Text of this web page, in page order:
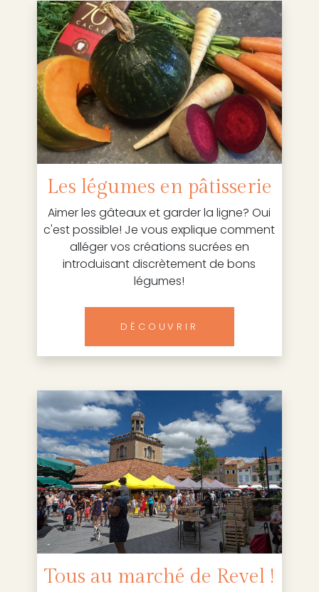
Les légumes en pâtisserie
Aimer les gâteaux et garder la ligne? Oui
c'est possible! Je vous explique comment
alléger vos créations sucrées en
introduisant discrètement de bons
légumes!
DÉCOUVRIR
Tous au marché de Revel !